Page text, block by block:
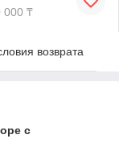
000 ₸
возврата
с